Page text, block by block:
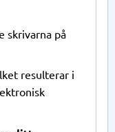
skrivarna på
resulterar i